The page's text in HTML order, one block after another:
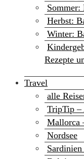
Herbst:
Winter:
Rezepte
Travel
alle
TripTip –
Mallorca
Nordsee